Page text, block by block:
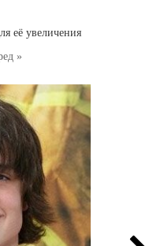
»
её увеличения